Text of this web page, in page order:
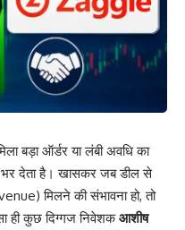
बड़ा ऑर्डर या लंबी अवधि का
देता है। खासकर जब डील से
मिलने की संभावना हो, तो
ही कुछ दिग्गज निवेशकआशीष